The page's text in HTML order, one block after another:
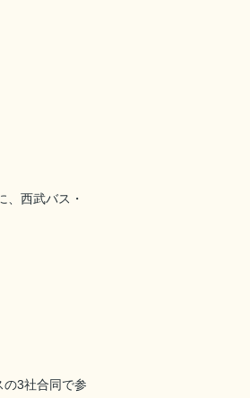
、西武バス・
3社合同で参